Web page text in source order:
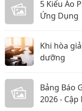
5 Kiểu Áo
Ứng Dụng
Khi hòa
dưỡng
Bảng Báo
2026 - Cập